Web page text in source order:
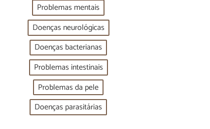
Problemas mentais
Doenças neurológicas
Doenças bacterianas
Problemas intestinais
Problemas da pele
Doenças parasitárias